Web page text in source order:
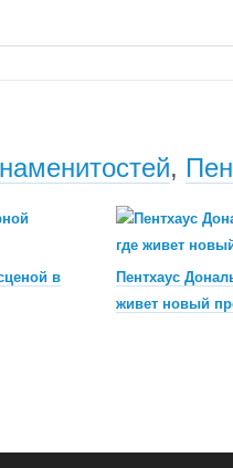
,
в
Пентхаус
живет новый